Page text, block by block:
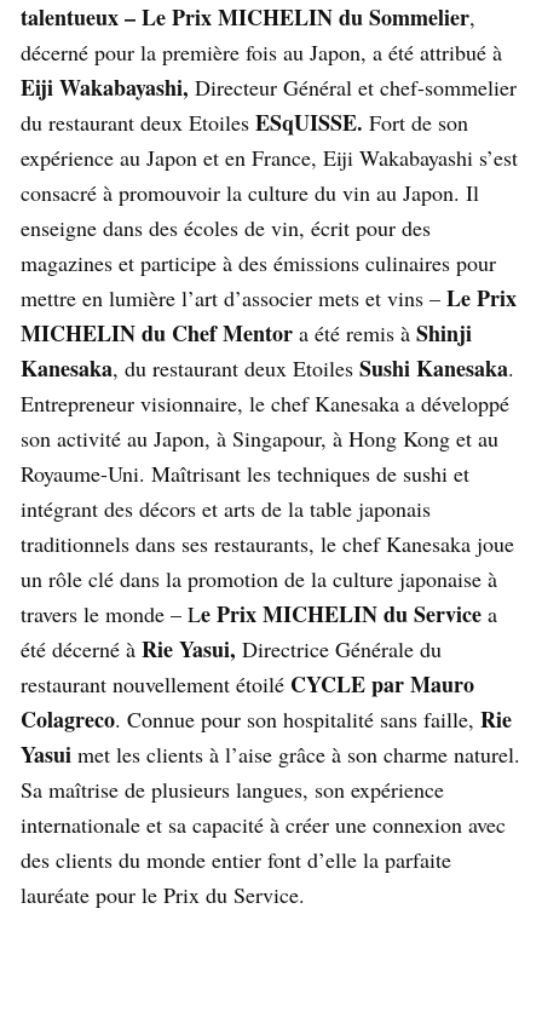
talentueux –Le Prix MICHELIN du Sommelier,
décerné pour la première fois au Japon, a été attribué à
Eiji Wakabayashi, Directeur Général et chef-sommelier
du restaurant deux Etoiles ESqUISSE. Fort de son
expérience au Japon et en France, Eiji Wakabayashi s’est
consacré à promouvoir la culture du vin au Japon. Il
enseigne dans des écoles de vin, écrit pour des
magazines et participe à des émissions culinaires pour
mettre en lumière l’art d’associer mets et vins – Le Prix
MICHELIN du Chef Mentor a été remis à Shinji
Kanesaka, du restaurant deux Etoiles Sushi Kanesaka.
Entrepreneur visionnaire, le chef Kanesaka a développé
son activité au Japon, à Singapour, à Hong Kong et au
Royaume-Uni. Maîtrisant les techniques de sushi et
intégrant des décors et arts de la table japonais
traditionnels dans ses restaurants, le chef Kanesaka joue
un rôle clé dans la promotion de la culture japonaise à
travers le monde – Le PrixMICHELINdu Service a
été décerné à Rie Yasui, Directrice Générale du
restaurant nouvellement étoilé CYCLE par Mauro
Colagreco. Connue pour son hospitalité sans faille, Rie
Yasui met les clients à l’aise grâce à son charme naturel.
Sa maîtrise de plusieurs langues, son expérience
internationale et sa capacité à créer une connexion avec
des clients du monde entier font d’elle la parfaite
lauréate pour le Prix du Service.